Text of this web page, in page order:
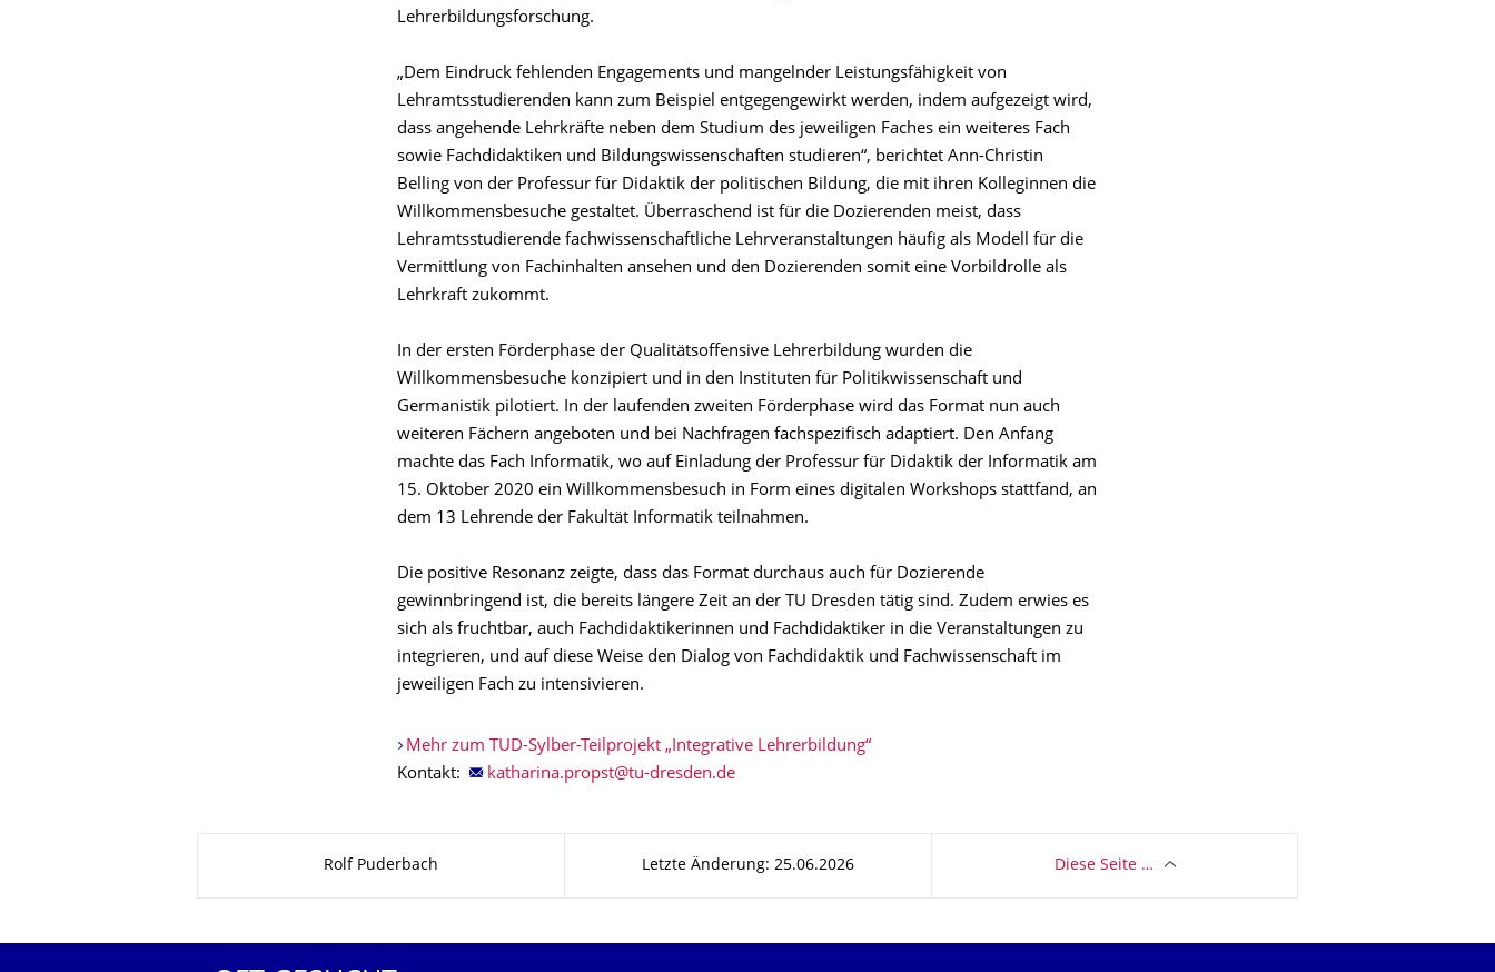
Lehrerbildungsforschung.
„Dem Eindruck fehlenden Engagements und mangelnder Leistungsfähigkeit von
Lehramtsstudierenden kann zum Beispiel entgegengewirkt werden, indem aufgezeigt wird,
dass angehende Lehrkräfte neben dem Studium des jeweiligen Faches ein weiteres Fach
sowie Fachdidaktiken und Bildungswissenschaften studieren“, berichtet Ann-Christin
Belling von der Professur für Didaktik der politischen Bildung, die mit ihren Kolleginnen die
Willkommensbesuche gestaltet. Überraschend ist für die Dozierenden meist, dass
Lehramtsstudierende fachwissenschaftliche Lehrveranstaltungen häufig als Modell für die
Vermittlung von Fachinhalten ansehen und den Dozierenden somit eine Vorbildrolle als
Lehrkraft zukommt.
In der ersten Förderphase der Qualitätsoffensive Lehrerbildung wurden die
Willkommensbesuche konzipiert und in den Instituten für Politikwissenschaft und
Germanistik pilotiert. In der laufenden zweiten Förderphase wird das Format nun auch
weiteren Fächern angeboten und bei Nachfragen fachspezifisch adaptiert. Den Anfang
machte das Fach Informatik, wo auf Einladung der Professur für Didaktik der Informatik am
15. Oktober 2020 ein Willkommensbesuch in Form eines digitalen Workshops stattfand, an
dem 13 Lehrende der Fakultät Informatik teilnahmen.
Die positive Resonanz zeigte, dass das Format durchaus auch für Dozierende
gewinnbringend ist, die bereits längere Zeit an der TU Dresden tätig sind. Zudem erwies es
sich als fruchtbar, auch Fachdidaktikerinnen und Fachdidaktiker in die Veranstaltungen zu
integrieren, und auf diese Weise den Dialog von Fachdidaktik und Fachwissenschaft im
jeweiligen Fach zu intensivieren.
Mehr zum TUD-Sylber-Teilprojekt „Integrative Lehrerbildung“
Kontakt:
Rolf Puderbach Letzte Änderung: 25.06.2026 Diese Seite …